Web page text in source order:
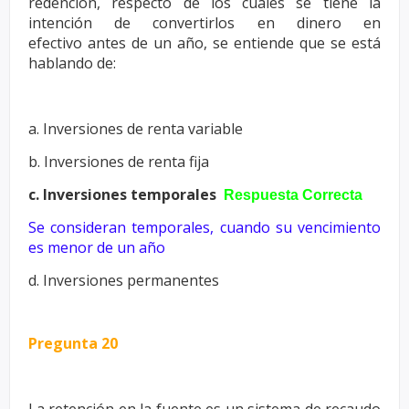
intención de convertirlos en dinero en
efectivo antes de un año, se entiende que se está
hablando de:
a. Inversiones de renta variable
b. Inversiones de renta fija
c. Inversiones temporales
Respuesta Correcta
Se consideran temporales, cuando su vencimiento
es menor de un año
d. Inversiones permanentes
Pregunta 20